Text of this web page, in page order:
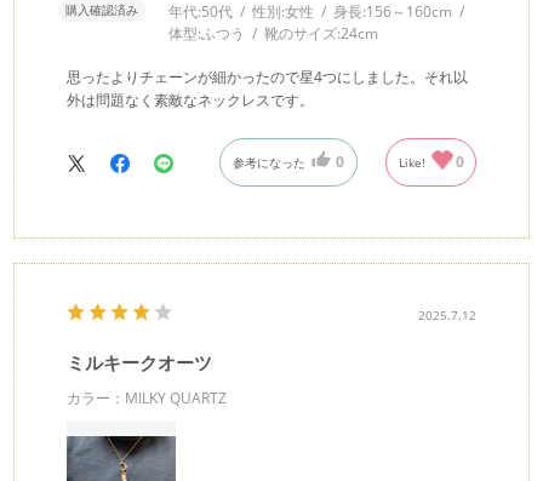
購入確認済み 年代:50代 性別:女性 身長:156～160cm
体型:ふつう 靴のサイズ:24cm
思ったよりチェーンが細かったので星4つにしました。それ以
外は問題なく素敵なネックレスです。
参考になった 0 Like! 0
2025.7.12
ミルキークオーツ
カラー：MILKY QUARTZ